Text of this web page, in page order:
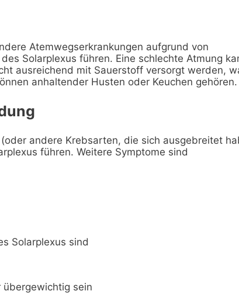
Atemwegserkrankungen aufgrund von
Solarplexus führen. Eine schlechte Atmung
ausreichend mit Sauerstoff versorgt werden,
anhaltender Husten oder Keuchen gehören.
andere Krebsarten, die sich ausgebreitet
führen. Weitere Symptome sind
Solarplexus sind
übergewichtig sein